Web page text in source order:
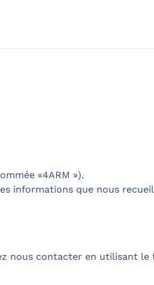
«4ARM »).
informations que nous
nous contacter en utilisant